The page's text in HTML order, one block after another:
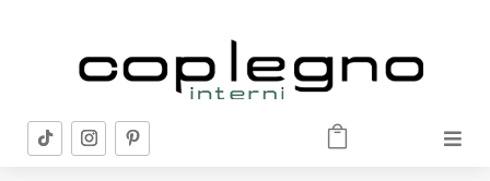
 